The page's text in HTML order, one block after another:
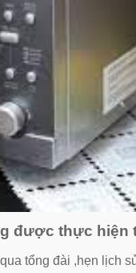
được thực hiện
tổng đài ,hẹn lịch